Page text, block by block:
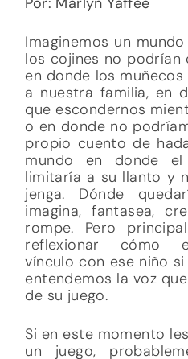
Imaginemos un
los cojines no podrían
en donde los
a nuestra familia, en
que escondernos
o en donde no
propio cuento de
mundo en donde
limitaría a su llanto y
jenga. Dónde
imagina, fantasea,
rompe. Pero
reflexionar cómo
vínculo con ese niño
entendemos la voz
de su juego.
Si en este momento
un juego,